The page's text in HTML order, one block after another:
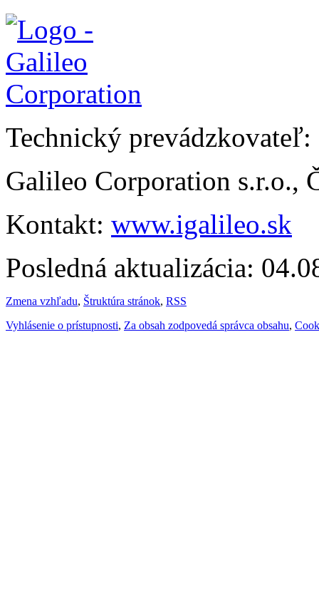
Technický prevádzkovateľ:
Galileo Corporation s.r.o.,
Kontakt: www.igalileo.sk
Posledná aktualizácia:
Zmena vzhľadu, Štruktúra stránok, RSS
Vyhlásenie o prístupnosti, Za obsah zodpovedá správca obsahu,